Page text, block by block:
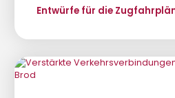
Entwürfe für die